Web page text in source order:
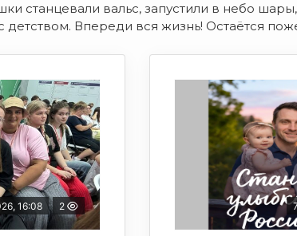
станцевали вальс, запустили в небо
Впереди вся жизнь! Остаётся
16:08 2